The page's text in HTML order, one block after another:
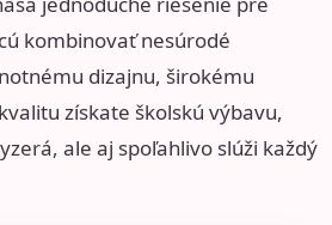
kombinovať nesúrodé
dizajnu, širokému
získate školskú výbavu,
ale aj spoľahlivo slúži každý